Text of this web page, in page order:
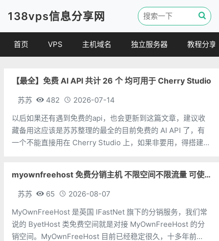
138vps信息分享网
首页 VPS
便宜VPS
VPS评测
主机域名
虚拟主机
独立服务器 教程分享
建站教程
其他教程
【最全】免费 AI API 共计 26 个 均可用于 Cherry Studio
苏苏 482
2026-07-14
以后如果还有遇到免费的api，也会更新到这篇文章，建议收
藏备用这应该是苏苏整理的最全的目前免费的 AI API 了，有
一个不能直接用在 Cherry Studio 上，如果非要用，得搭建中
了。免
myownfreehost 免费分销主机 不限空间不限流量 可使用免费域名申请
苏苏 65
2026-08-07
MyOwnFreeHost 是英国 IFastNet 旗下的分销服务，我们常
说的 ByetHost 类免费空间就是对接 MyOwnFreeHost 的分
销空间。MyOwnFreeHost 目前已经稳定很久，十多年前